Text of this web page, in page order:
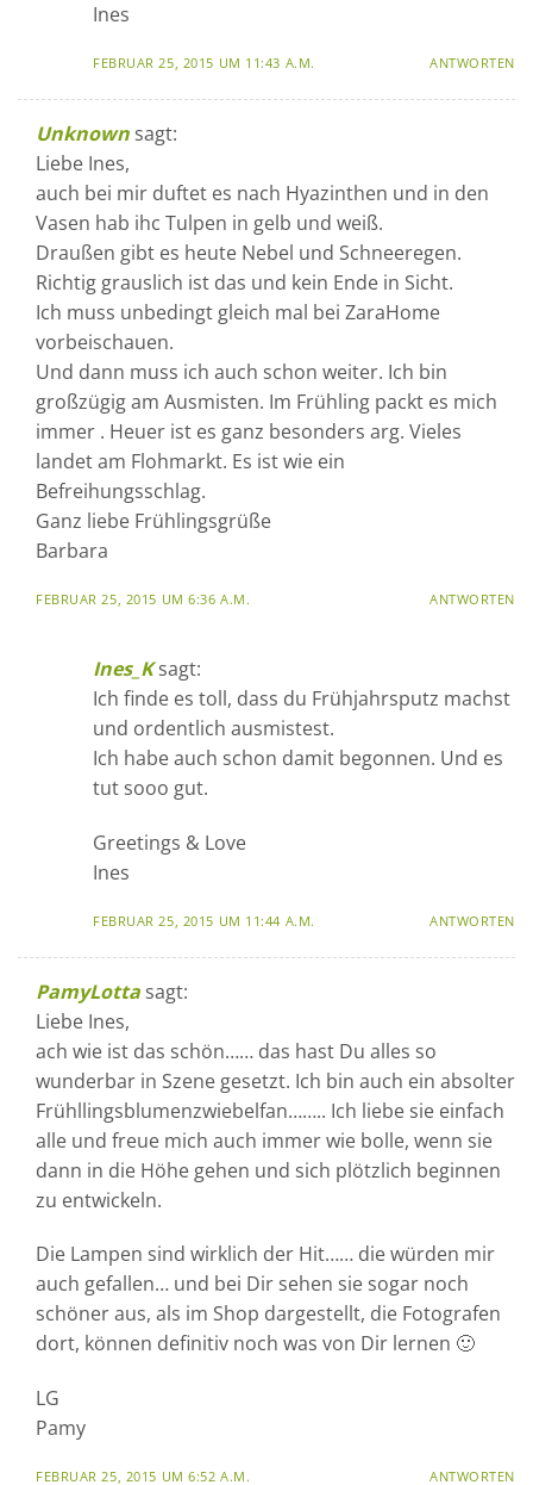
Ines
FEBRUAR 25, 2015 UM 11:43 A.M. ANTWORTEN
Unknown sagt:
Liebe Ines,
auch bei mir duftet es nach Hyazinthen und in den
Vasen hab ihc Tulpen in gelb und weiß.
Draußen gibt es heute Nebel und Schneeregen.
Richtig grauslich ist das und kein Ende in Sicht.
Ich muss unbedingt gleich mal bei ZaraHome
vorbeischauen.
Und dann muss ich auch schon weiter. Ich bin
großzügig am Ausmisten. Im Frühling packt es mich
immer . Heuer ist es ganz besonders arg. Vieles
landet am Flohmarkt. Es ist wie ein
Befreihungsschlag.
Ganz liebe Frühlingsgrüße
Barbara
FEBRUAR 25, 2015 UM 6:36 A.M. ANTWORTEN
Ines_K sagt:
Ich finde es toll, dass du Frühjahrsputz machst
und ordentlich ausmistest.
Ich habe auch schon damit begonnen. Und es
tut sooo gut.
Greetings & Love
Ines
FEBRUAR 25, 2015 UM 11:44 A.M. ANTWORTEN
PamyLotta sagt:
Liebe Ines,
ach wie ist das schön…… das hast Du alles so
wunderbar in Szene gesetzt. Ich bin auch ein absolter
Frühllingsblumenzwiebelfan…….. Ich liebe sie einfach
alle und freue mich auch immer wie bolle, wenn sie
dann in die Höhe gehen und sich plötzlich beginnen
zu entwickeln.
Die Lampen sind wirklich der Hit…… die würden mir
auch gefallen… und bei Dir sehen sie sogar noch
schöner aus, als im Shop dargestellt, die Fotografen
dort, können definitiv noch was von Dir lernen 🙂
LG
Pamy
FEBRUAR 25, 2015 UM 6:52 A.M. ANTWORTEN